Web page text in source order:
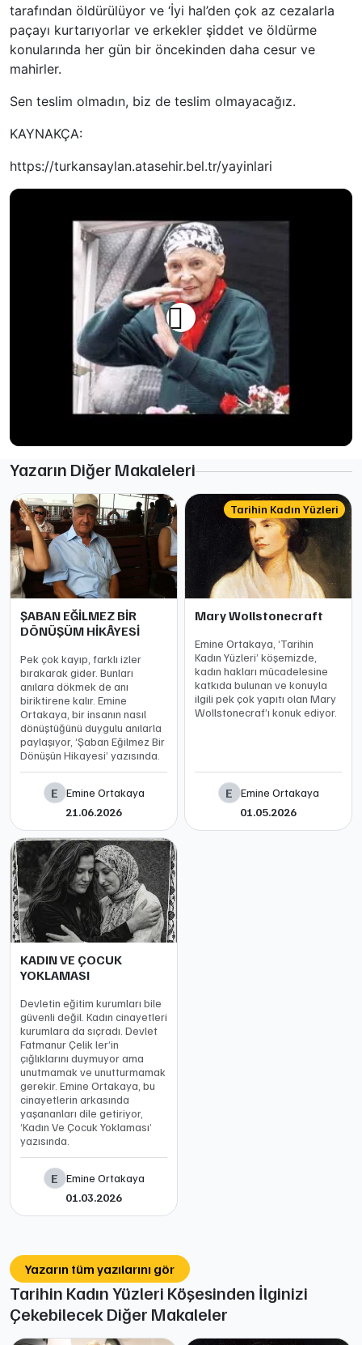
tarafından öldürülüyor ve ‘İyi hal’den çok az cezalarla
paçayı kurtarıyorlar ve erkekler şiddet ve öldürme
konularında her gün bir öncekinden daha cesur ve
mahirler.
Sen teslim olmadın, biz de teslim olmayacağız.
KAYNAKÇA:
https://turkansaylan.atasehir.bel.tr/yayinlari
Yazarın Diğer Makaleleri
ŞABAN EĞİLMEZ BİR
DÖNÜŞÜM HİKÂYESİ
Pek çok kayıp, farklı izler
bırakarak gider. Bunları
anılara dökmek de anı
biriktirene kalır. Emine
Ortakaya, bir insanın nasıl
dönüştüğünü duygulu anılarla
paylaşıyor, ‘Şaban Eğilmez Bir
Dönüşün Hikayesi’ yazısında.
E
Emine Ortakaya
21.06.2026
Tarihin Kadın Yüzleri
Mary Wollstonecraft
Emine Ortakaya, ‘Tarihin
Kadın Yüzleri’ köşemizde,
kadın hakları mücadelesine
katkıda bulunan ve konuyla
ilgili pek çok yapıtı olan Mary
Wollstonecraf’ı konuk ediyor.
E
Emine Ortakaya
01.05.2026
KADIN VE ÇOCUK
YOKLAMASI
Devletin eğitim kurumları bile
güvenli değil. Kadın cinayetleri
kurumlara da sıçradı. Devlet
Fatmanur Çelik ler’in
çığlıklarını duymuyor ama
unutmamak ve unutturmamak
gerekir. Emine Ortakaya, bu
cinayetlerin arkasında
yaşananları dile getiriyor,
‘Kadın Ve Çocuk Yoklaması’
yazısında.
E
Emine Ortakaya
01.03.2026
Yazarın tüm yazılarını gör
Tarihin Kadın Yüzleri Köşesinden İlginizi
Çekebilecek Diğer Makaleler